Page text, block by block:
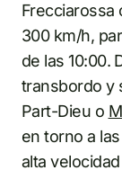
Frecciarossa
300 km/h,
de las 10:00.
transbordo y
Part-Dieu o
en torno a
alta